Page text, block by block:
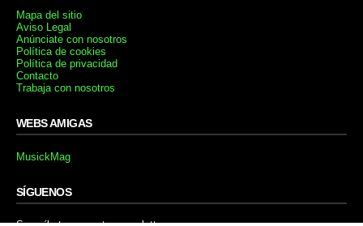
Mapa del sitio
Aviso Legal
Anúnciate con nosotros
Política de cookies
Política de privacidad
Contacto
Trabaja con nosotros
WEBS AMIGAS
MusickMag
SÍGUENOS